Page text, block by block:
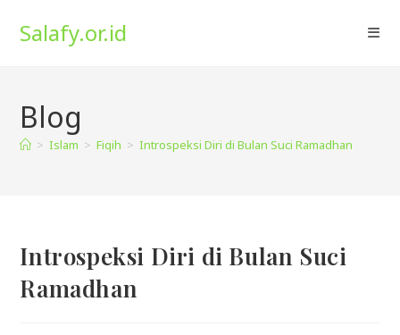
Salafy.or.id
Blog
> Islam > Fiqih > Introspeksi Diri di Bulan Suci Ramadhan
Introspeksi Diri di Bulan Suci
Ramadhan